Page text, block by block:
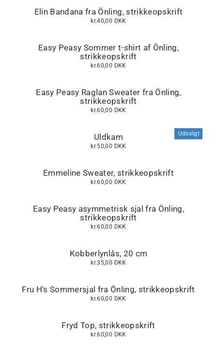
Elin Bandana fra Önling, strikkeopskrift
kr.40,00 DKK
Easy Peasy Sommer t-shirt af Önling,
strikkeopskrift
kr.60,00 DKK
Easy Peasy Raglan Sweater fra Önling,
strikkeopskrift
kr.60,00 DKK
Udsolgt
Uldkam
kr.50,00 DKK
Emmeline Sweater, strikkeopskrift
kr.60,00 DKK
Easy Peasy asymmetrisk sjal fra Önling,
strikkeopskrift
kr.60,00 DKK
Kobberlynlås, 20 cm
kr.35,00 DKK
Fru H's Sommersjal fra Önling, strikkeopskrift
kr.60,00 DKK
Fryd Top, strikkeopskrift
kr.60,00 DKK